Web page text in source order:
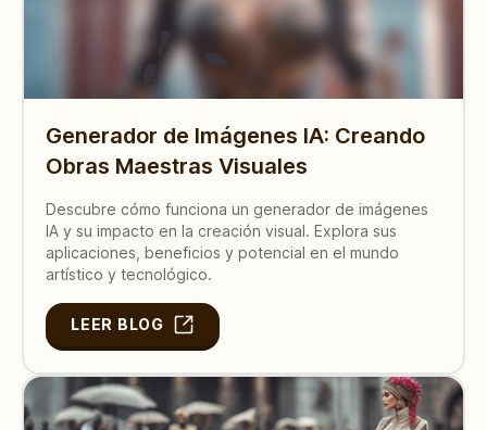
Generador de Imágenes IA: Creando
Obras Maestras Visuales
Descubre cómo funciona un generador de imágenes
IA y su impacto en la creación visual. Explora sus
aplicaciones, beneficios y potencial en el mundo
artístico y tecnológico.
LEER BLOG